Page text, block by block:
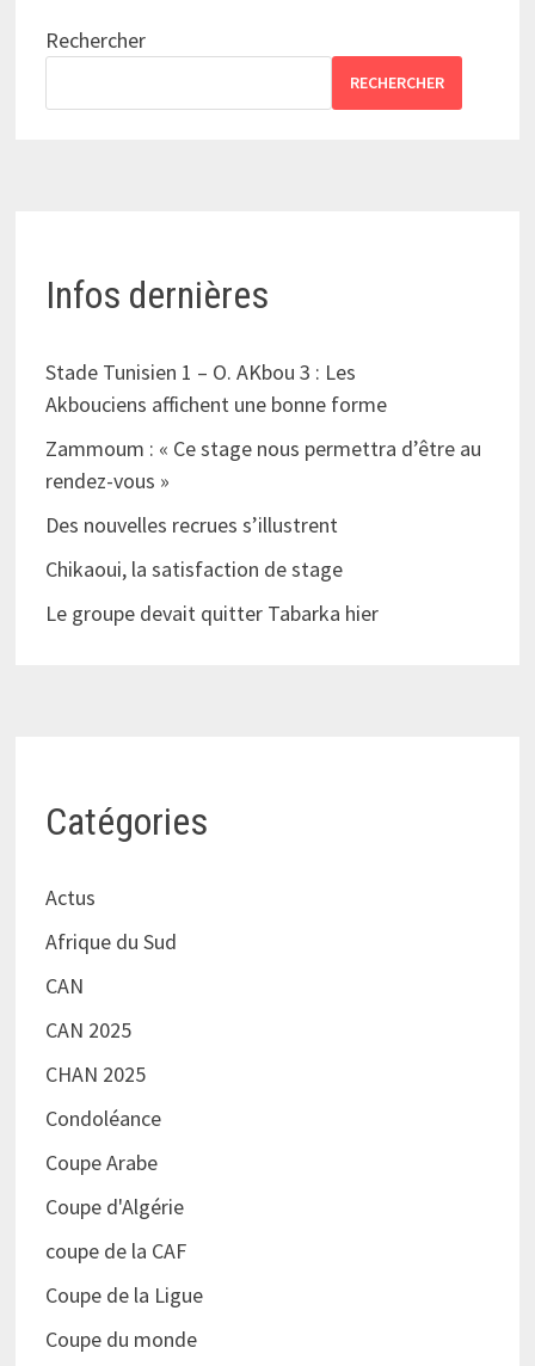
Rechercher
RECHERCHER
Infos dernières
Stade Tunisien 1 – O. AKbou 3 : Les
Akbouciens affichent une bonne forme
Zammoum : « Ce stage nous permettra d’être au
rendez-vous »
Des nouvelles recrues s’illustrent
Chikaoui, la satisfaction de stage
Le groupe devait quitter Tabarka hier
Catégories
Actus
Afrique du Sud
CAN
CAN 2025
CHAN 2025
Condoléance
Coupe Arabe
Coupe d'Algérie
coupe de la CAF
Coupe de la Ligue
Coupe du monde